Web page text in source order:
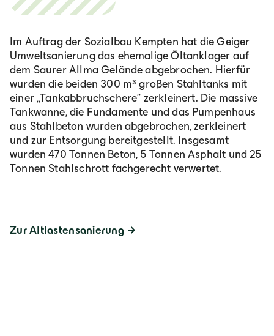
Zur Altlastensanierung
Im Auftrag der Sozialbau Kempten hat die Geiger
Umweltsanierung das ehemalige Öltanklager auf
dem Saurer Allma Gelände abgebrochen. Hierfür
wurden die beiden 300 m³ großen Stahltanks mit
einer „Tankabbruchschere“ zerkleinert. Die massive
Tankwanne, die Fundamente und das Pumpenhaus
aus Stahlbeton wurden abgebrochen, zerkleinert
und zur Entsorgung bereitgestellt. Insgesamt
wurden 470 Tonnen Beton, 5 Tonnen Asphalt und 25
Tonnen Stahlschrott fachgerecht verwertet.